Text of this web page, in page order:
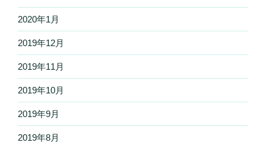
2020年1月
2019年12月
2019年11月
2019年10月
2019年9月
2019年8月